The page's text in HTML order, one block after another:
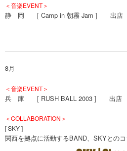
＜音楽EVENT＞
静 岡 [ Camp in 朝霧 Jam ] 出店
8月
＜音楽EVENT＞
兵 庫 [ RUSH BALL 2003 ] 出店
＜COLLABORATION＞
[ SKY ]
関西を拠点に活動するBAND、SKYとのコ